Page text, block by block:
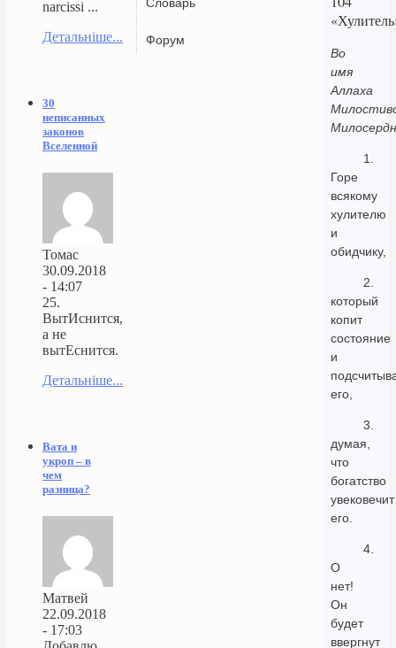
Форум
Во
имя
Аллаха
1.
Горе
всякому
хулителю
и
обидчику,
2.
который
копит
состояние
и
его,
3.
думая,
что
богатство
увековечит
его.
4.
О
нет!
Он
будет
ввергнут
narcissi ...
Детальніше...
30
неписанных
законов
Вселенной
Томас
30.09.2018
- 14:07
25.
ВытИснится,
а не
вытЕснится.
Детальніше...
Вата и
укроп – в
чем
разница?
Матвей
22.09.2018
- 17:03